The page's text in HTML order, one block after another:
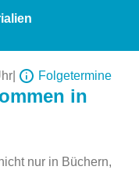
Folgetermine
in
nur in Büchern,